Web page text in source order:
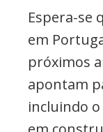
Espera-se
em
próximos
apontam
incluindo